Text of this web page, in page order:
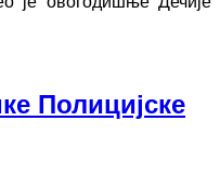
Полицијске